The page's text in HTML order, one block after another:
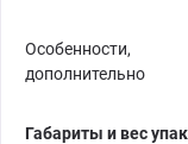
Особенности,
дополнительно
Габариты и вес